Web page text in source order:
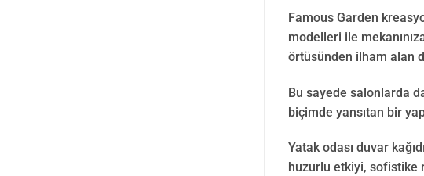
Famous Garden
modelleri ile
örtüsünden ilham alan
Bu sayede salonlarda
biçimde yansıtan bir
Yatak odası duvar
huzurlu etkiyi, sofistike